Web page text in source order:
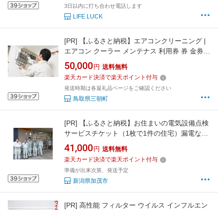
3日以内に打ち合わせ電話します
LIFE LUCK
[PR]
【ふるさと納税】エアコンクリーニング |
エアコン クーラー メンテナス 利用券 券 金券
人気 おすすめ 送料無料 鳥取県 三朝町
50,000 円 送料無料
楽天カード決済で楽天ポイント付与
発送時期は各返礼品ページをご確認ください
鳥取県三朝町
[PR]
【ふるさと納税】お住まいの電気設備点検
サービスチケット（1枚で1件の住宅）漏電など
の電気の点検 ライフライン 加茂市 三野電機商
会
41,000 円 送料無料
楽天カード決済で楽天ポイント付与
準備が出来次第、発送予定
新潟県加茂市
[PR] 高性能 フィルター ウイルス インフルエン